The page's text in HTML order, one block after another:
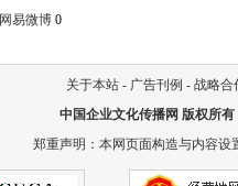
网易微博 0
关于本站 - 广告刊例 - 战略合
中国企业文化传播网 版权所有
郑重声明：本网页面构造与内容